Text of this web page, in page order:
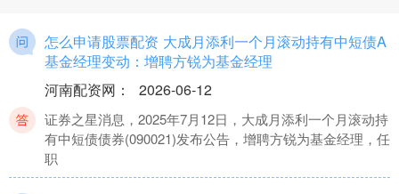
怎么申请股票配资 大成月添利一个月滚动持有中短债A
基金经理变动：增聘方锐为基金经理
河南配资网 ： 2026-06-12
证券之星消息，2025年7月12日，大成月添利一个月滚动持
有中短债债券(090021)发布公告，增聘方锐为基金经理，任
职